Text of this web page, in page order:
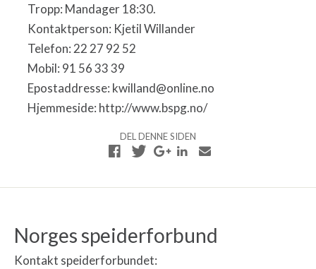
Tropp: Mandager 18:30.
Kontaktperson: Kjetil Willander
Telefon: 22 27 92 52
Mobil: 91 56 33 39
Epostaddresse: kwilland@online.no
Hjemmeside: http://www.bspg.no/
DEL DENNE SIDEN
Norges speiderforbund
Kontakt speiderforbundet: